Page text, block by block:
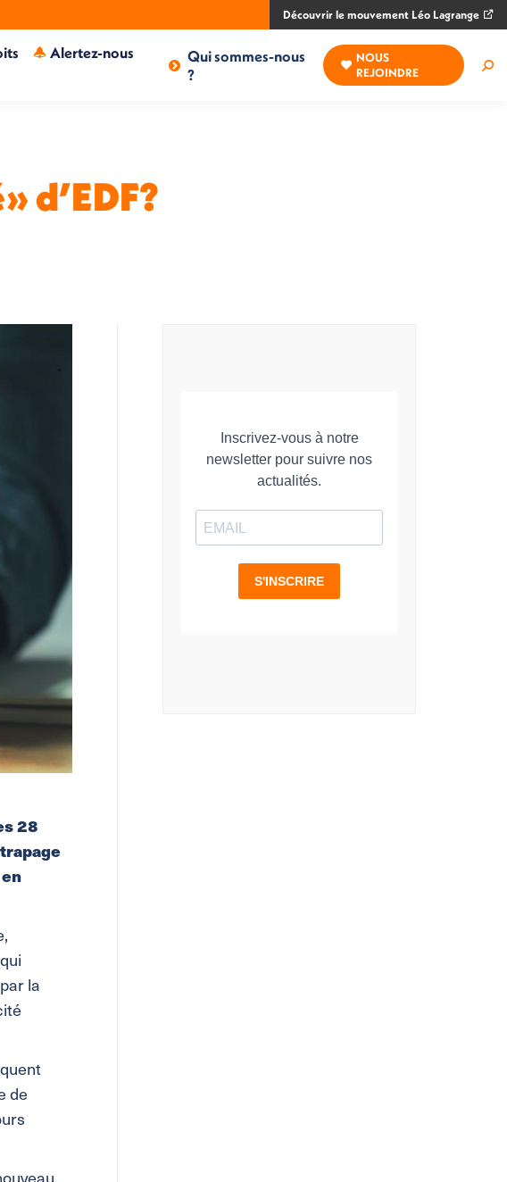
Découvrir le mouvement Léo Lagrange
Alertez-nous
Qui sommes-nous
?
NOUS
REJOINDRE
d’EDF?
28
la
de